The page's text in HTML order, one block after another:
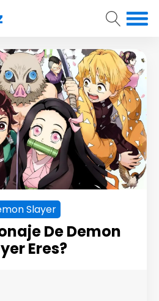
Slayer
De Demon
Eres?